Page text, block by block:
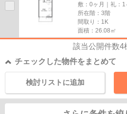
敷：0ヶ月｜礼：1
所在階：3階
間取り：1K
面積：26.08㎡
該当公開件数4
チェックした物件をまとめて
検討リストに追加